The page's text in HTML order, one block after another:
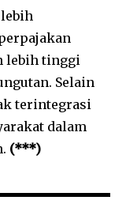
lebih tinggi
Selain
terintegrasi
dalam
(***)